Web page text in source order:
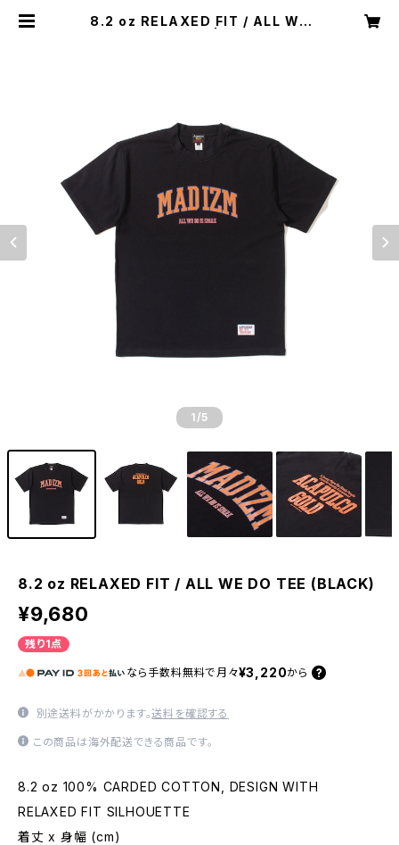
8.2 oz RELAXED FIT / ALL WE
1 /5
8.2 oz RELAXED FIT / ALL WE DO TEE (BLACK)
¥9,680
残り1点
なら 手数料無料で 月々¥3,220から
別途送料がかかります。送料を確認する
この商品は海外配送できる商品です。
8.2 oz 100% CARDED COTTON, DESIGN WITH
RELAXED FIT SILHOUETTE
着丈 x 身幅 (cm)